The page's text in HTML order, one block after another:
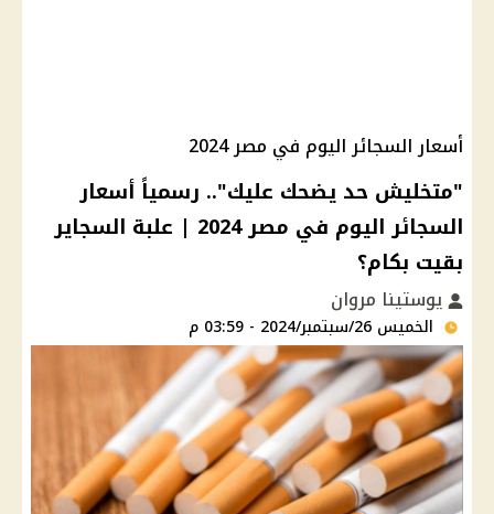
أسعار السجائر اليوم في مصر 2024
"متخليش حد يضحك عليك".. رسمياً أسعار
السجائر اليوم في مصر 2024 | علبة السجاير
بقيت بكام؟
يوستينا مروان
الخميس 26/سبتمبر/2024 - 03:59 م